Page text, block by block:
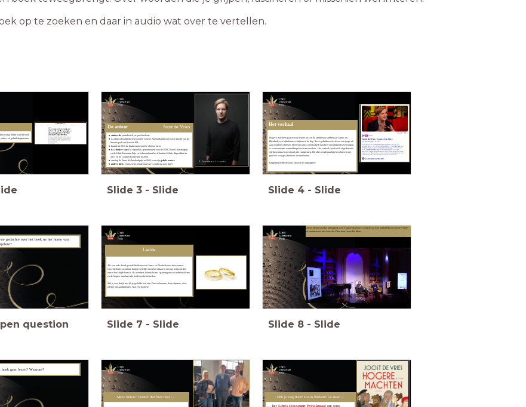
op te zoeken en daar in audio wat over te vertellen.
.
wat jij denkt over dit boek
video- en geluidsfragmenten.
De auteur Joost de Vries
studeerde jounalistiek en geschiedenis
is adjunct-hoofdredacteur van De Groene Amsterdammer en vaste kracht van de
literaire podcast Boeken FM
haalde in 2015 de finaleweek van De slimste mens
is schrijver van: De republiek, genomineerd voor de BNG Bank Literatuurpijs
en de Libris Literatuur Prijs en bekroond met het Charlotte Köhler Stipendium in
2013 en de Gouden Boekenuil in 2014
ontving de Frans Kellendonkprijs in 2023 voor zijngehele oeuvre
andere titels:Clausewitz, Oude meestersenRustig aan, tijger
© Annaleen Louwes
Slide 3 - Slide
Het verhaal
Hogere machtengaat over de relatie tussen de ambitieuze ambtenaar James en
Elizabeth, een bijdehante schrijfster in de dop. Twee geliefden wier leven van jongs af
aan wordt beschreven. Hoewel James en Elizabeth een heel verschillend leven leiden,
is er een enorme aantrekkingskracht tussen hen. Het verhaal speelt zich af gedurende
vijf decennia en op vrijwel alle continenten. Dit alles wordt prachtig beschreven met
precisie voor geschiedenis en met humor.
Krijgt hun liefde de kans om zich te ontpoppen?
Slide 4 - Slide
gedachte over het boekna het horen van
question
Liefde
Als een rode draad gaat de liefde tussen James en Elizabeth door deze roman.
Geschiedenis, avontuur, humor en liefde wisselen elkaar in een rap tempo af. De
roman beschrijft thema's als identiteit, kolonialisme, spanning tussen individualisme
en de hogere machtendie het leven beïnvloeden.
Stel je voor dat jij niet bij je geliefde kon zijn. Door schaamte, door etiquette, door
allerlei omstandigheden. Wat zou jij doen?
Slide 7 - Slide
Luister hierna naar het juryrapport over "Hogere machten" voorgelezen door jurylid Edward van de Vendel
en het interview met Joost de Vries door Lucas De Man
Slide 8 - Slide
gaat lezen? Waarom?
Meer weten? Luister dan hier naar ... Heb je nog meer zin in boeken? Ga naar...
... hetLibris Literatuur Prijs-kanaal om jouw
... het Libris Literatuur Prijs-kanaal
om jouw